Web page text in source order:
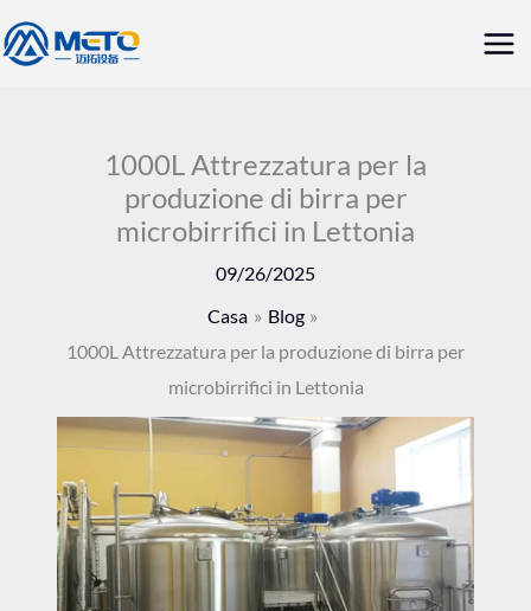
Vai
al
1000L Attrezzatura per la
produzione di birra per
microbirrifici in Lettonia
09/26/2025
Casa
Blog
1000L Attrezzatura per la produzione di birra per
microbirrifici in Lettonia